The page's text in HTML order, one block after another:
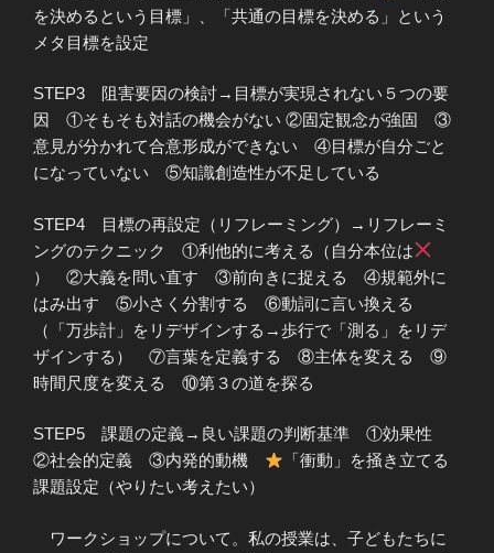
を決めるという目標」、「共通の目標を決める」という
メタ目標を設定
STEP3 阻害要因の検討→目標が実現されない５つの要
因 ①そもそも対話の機会がない ②固定観念が強固 ③
意見が分かれて合意形成ができない ④目標が自分ごと
になっていない ⑤知識創造性が不足している
STEP4 目標の再設定（リフレーミング）→リフレーミ
ングのテクニック ①利他的に考える（自分本位は
） ②大義を問い直す ③前向きに捉える ④規範外に
はみ出す ⑤小さく分割する ⑥動詞に言い換える
（「万歩計」をリデザインする→歩行で「測る」をリデ
ザインする） ⑦言葉を定義する ⑧主体を変える ⑨
時間尺度を変える ⑩第３の道を探る
STEP5 課題の定義→良い課題の判断基準 ①効果性
②社会的定義 ③内発的動機
「衝動」を掻き立てる
課題設定（やりたい考えたい）
ワークショップについて。私の授業は、子どもたちに